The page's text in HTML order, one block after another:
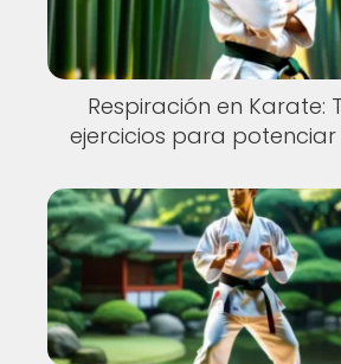
Respiración en Karate:
ejercicios para